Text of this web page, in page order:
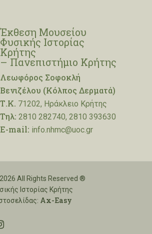
Έκθεση Μουσείου
Φυσικής Ιστορίας
Κρήτης
– Πανεπιστήμιο Κρήτης
Λεωφόρος Σοφοκλή
Βενιζέλου (Κόλπος Δερματά)
Τ.Κ. 71202, Ηράκλειο Κρήτης
Τηλ: 2810 282740, 2810 393630
E-mail: info.nhmc@uoc.gr
All Rights Reserved ®
Ιστορίας Κρήτης
Ax-Easy